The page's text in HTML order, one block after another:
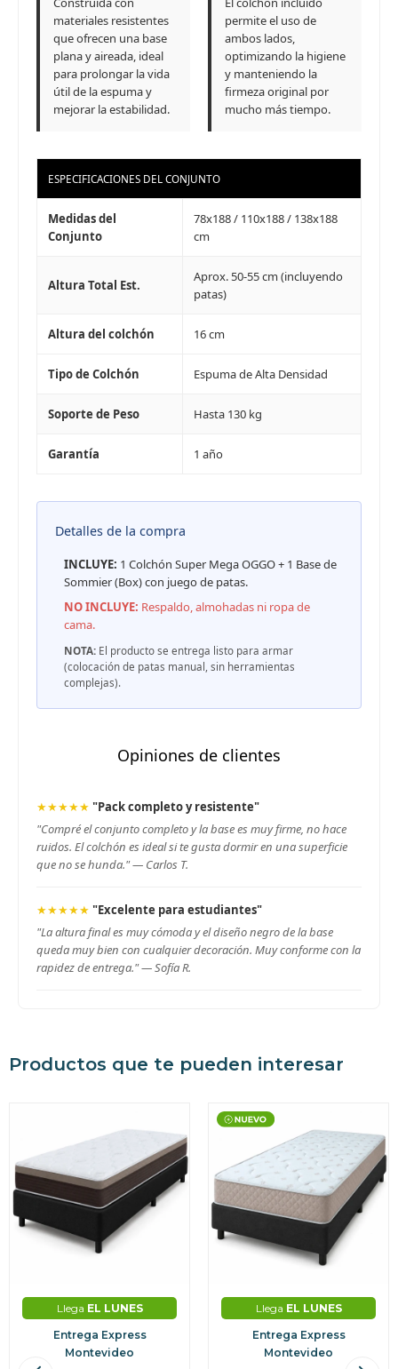
materiales resistentes
que ofrecen una base
plana y aireada, ideal
para prolongar la vida
útil de la espuma y
mejorar la estabilidad.
permite el uso de
ambos lados,
optimizando la higiene
y manteniendo la
firmeza original por
mucho más tiempo.
ESPECIFICACIONES DEL CONJUNTO
Medidas del
Conjunto
78x188 / 110x188 / 138x188
cm
Altura Total Est.
Aprox. 50-55 cm (incluyendo
patas)
Altura del colchón 16 cm
Tipo de Colchón Espuma de Alta Densidad
Soporte de Peso Hasta 130 kg
Garantía 1 año
Detalles de la compra
INCLUYE: 1 Colchón Super Mega OGGO + 1 Base de
Sommier (Box) con juego de patas.
NO INCLUYE: Respaldo, almohadas ni ropa de
cama.
NOTA: El producto se entrega listo para armar
(colocación de patas manual, sin herramientas
complejas).
Opiniones de clientes
★★★★★ "Pack completo y resistente"
"Compré el conjunto completo y la base es muy firme, no hace
ruidos. El colchón es ideal si te gusta dormir en una superficie
que no se hunda." — Carlos T.
★★★★★ "Excelente para estudiantes"
"La altura final es muy cómoda y el diseño negro de la base
queda muy bien con cualquier decoración. Muy conforme con la
rapidez de entrega." —Sofía R.
Productos que te pueden interesar
Llega EL LUNES
Entrega Express
Montevideo
Llega EL LUNES
Entrega Express
Montevideo
tarjeta de crédito
Celular
Fecha de nacimiento
Continuar
¡Tenés hasta
para comprar en las cuotas que
prefieras!
Elegí tus productos preferidos
Elegí Pago Después como metodo de pago
* sujeto a aprobación crediticia. El monto disponible
Parece que no tenes oferta, lamentamos
el inconveniente, por cualquier duda
contactanos en
preguntas@pagodespues.com.uy
¡Algo salió mal!
Por favor intenta nuevamente mas tarde.